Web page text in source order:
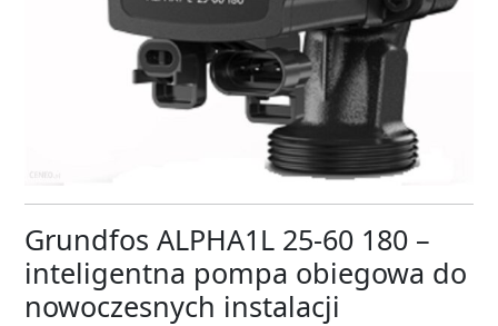
Grundfos ALPHA1L 25-60 180 –
inteligentna pompa obiegowa do
nowoczesnych instalacji